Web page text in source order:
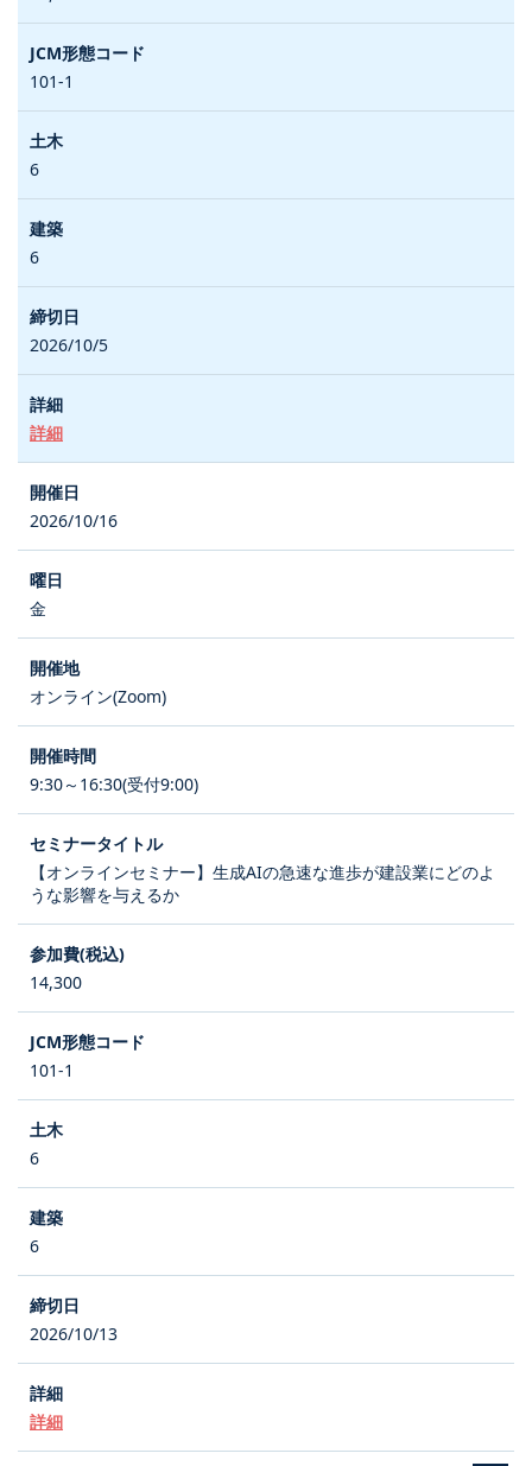
101-1
6
6
2026/10/5
詳細
2026/10/16
金
オンライン(Zoom)
9:30～16:30(受付9:00)
【オンラインセミナー】生成AIの急速な進歩が建設業にどのよ
うな影響を与えるか
14,300
101-1
6
6
2026/10/13
詳細